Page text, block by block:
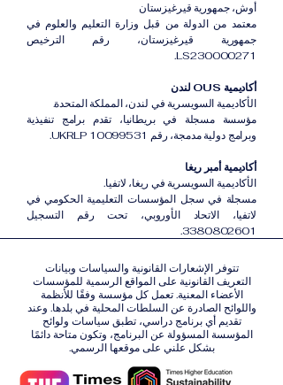
أوش، جمهورية قيرغيزستان
معتمد من الدولة من قبل وزارة التعليم والعلوم في
جمهورية قيرغيزستان، رقم الترخيص
LS230000271.
أكاديمية OUS لندن
الأكاديمية السويسرية في لندن، المملكة المتحدة.
مؤسسة مسجلة في بريطانيا، تقدم برامج تنفيذية
وبرامج دولية مدمجة، رقم UKRLP 10099531.
أكاديمية أمبر ريغا
الأكاديمية السويسرية في ريغا، لاتفيا.
مسجلة في سجل المؤسسات التعليمية الحكومي في
لاتفيا، الاتحاد الأوروبي، تحت رقم التسجيل
3380802601.
تتوفر الإشعارات القانونية والسياسات وبيانات
التعريف القانونية على المواقع الرسمية للمؤسسات
الأعضاء المعنية. تعمل كل مؤسسة وفقًا للأنظمة
واللوائح الصادرة عن السلطات المحلية في بلدها. وعند
تقديم أي برنامج دراسي، تطبق سياسات ولوائح
المؤسسة المسؤولة عن البرنامج، وتكون متاحة دائمًا
بشكل علني على موقعها الرسمي.